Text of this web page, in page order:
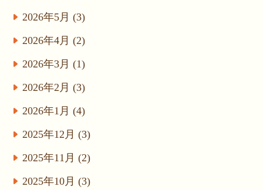
2026年5月 (3)
2026年4月 (2)
2026年3月 (1)
2026年2月 (3)
2026年1月 (4)
2025年12月 (3)
2025年11月 (2)
2025年10月 (3)